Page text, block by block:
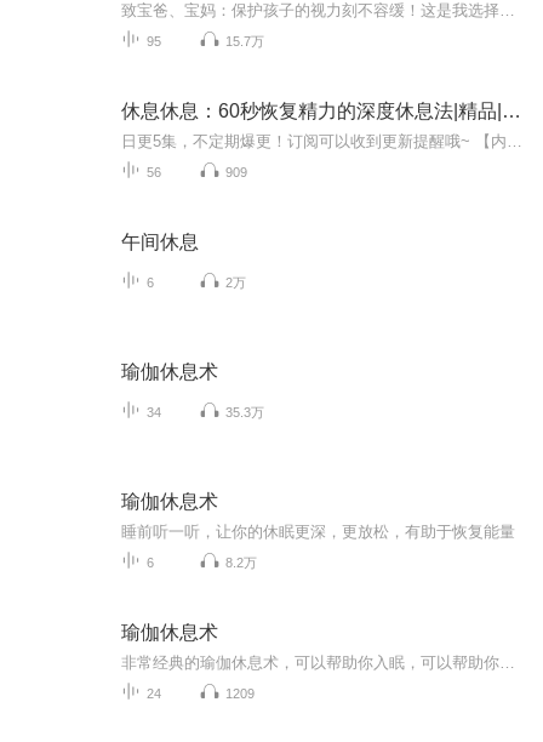
95 15.7万
休息休息：60秒恢复精力的深度休息法|精品|当代文学
56 909
午间休息
6 2万
瑜伽休息术
34 35.3万
瑜伽休息术
睡前听一听，让你的休眠更深，更放松，有助于恢复能量
6 8.2万
瑜伽休息术
24 1209